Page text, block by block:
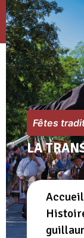
Fêtes
LA
Accueil